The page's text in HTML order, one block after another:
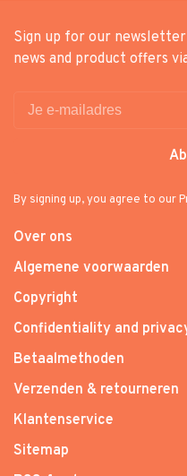
Sign up for our
news and product offers
By signing up, you agree to our
Over ons
Algemene voorwaarden
Copyright
Confidentiality and
Betaalmethoden
Verzenden & retourneren
Klantenservice
Sitemap